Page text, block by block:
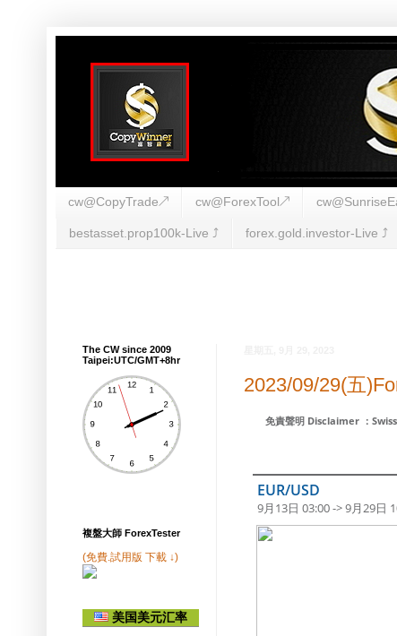
cw@CopyTrade↗ cw@ForexTool↗
bestasset.prop100k-Live ⤴︎ forex.gold.investor-Live ⤴︎
2023/09/29(五
免責聲明 Disclaimer ：
EUR/USD
9月13日 03:00 -> 9月29日
The CW since 2009
Taipei:UTC/GMT+8hr
複盤大師 ForexTester
(免費.試用版 下載 ↓)
美国美元汇率